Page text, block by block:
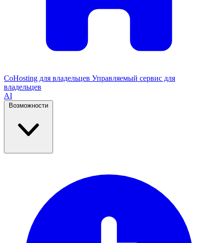
CoHosting для владельцев Управляемый сервис для
владельцев
AI